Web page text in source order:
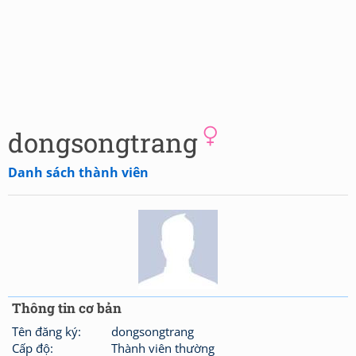
dongsongtrang
Danh sách thành viên
Thông tin cơ bản
Tên đăng ký:
dongsongtrang
Cấp độ:
Thành viên thường